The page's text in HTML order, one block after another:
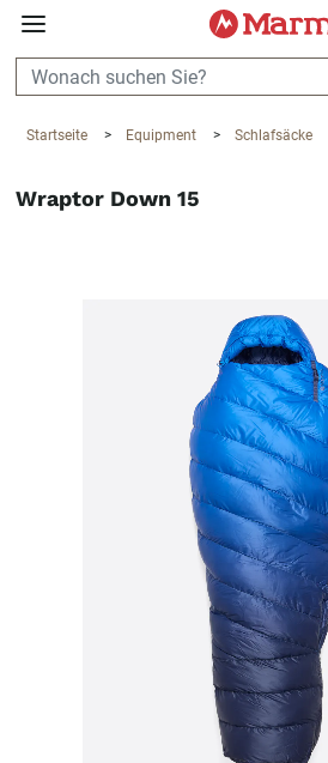
360°
Startseite > Equipment > Schlafsäcke
Wraptor Down 15